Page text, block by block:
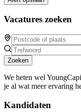
Vacatures zoeken
Zoeken
We heten wel
je al wat meer ervaring
Kandidaten